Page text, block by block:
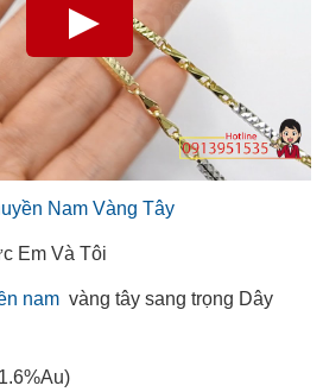
Nam Vàng Tây
Em Và Tôi
nam vàng tây sang trọng Dây